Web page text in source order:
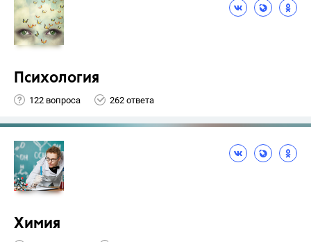
Психология
122 вопроса 262 ответа
Химия